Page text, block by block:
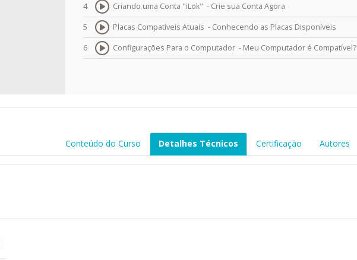
4 Criando uma Conta "iLok" - Crie sua Conta Agora
5 Placas Compatíveis Atuais - Conhecendo as Placas Disponíveis
6 Configurações Para o Computador - Meu Computador é Compatível?
Conteúdo do Curso Detalhes Técnicos Certificação Autores